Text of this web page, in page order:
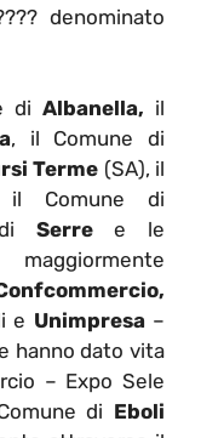
denominato
di Albanella, il
, il Comune di
Terme (SA), il
Comune di
Serree le
e Unimpresa–
hanno dato vita
– Expo Sele
di Eboli